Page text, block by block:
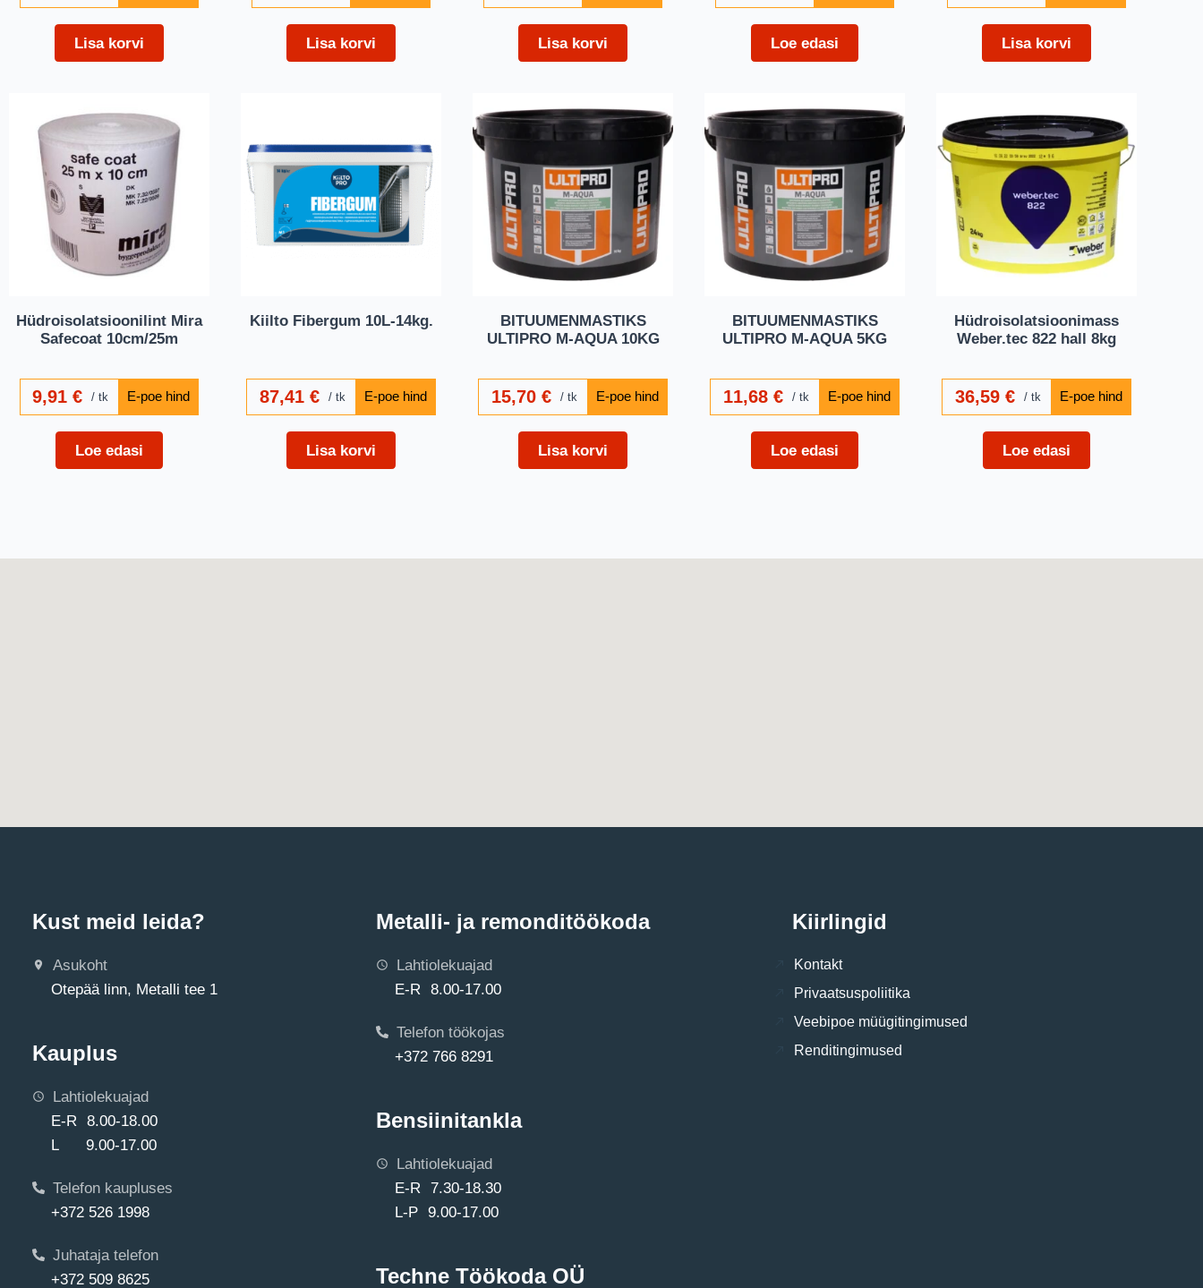
Lisa korvi Lisa korvi Lisa korvi Loe edasi Lisa korvi
Hüdroisolatsioonilint Mira
Safecoat 10cm/25m
9,91€ tk
Loe edasi
Kiilto Fibergum 10L-14kg.
87,41 € tk
Lisa korvi
BITUUMENMASTIKS
ULTIPRO M-AQUA 10KG
15,70 € tk
Lisa korvi
BITUUMENMASTIKS
ULTIPRO M-AQUA 5KG
11,68 € tk
Loe edasi
Hüdroisolatsioonimass
Weber.tec 822 hall 8kg
36,59 € tk
Loe edasi
Kust meid leida?
Asukoht
Otepää linn, Metalli tee 1
Kauplus
Lahtiolekuajad
E-R 8.00-18.00
L 9.00-17.00
Telefon kaupluses
+372 526 1998
Juhataja telefon
+372 509 8625
Metalli- ja remonditöökoda
Lahtiolekuajad
E-R 8.00-17.00
Telefon töökojas
+372 766 8291
Bensiinitankla
Lahtiolekuajad
E-R 7.30-18.30
L-P 9.00-17.00
Techne Töökoda OÜ
Kiirlingid
Kontakt
Privaatsuspoliitika
Veebipoe müügitingimused
Renditingimused